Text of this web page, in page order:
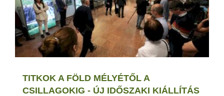
TITKOK A FÖLD MÉLYÉTŐL A
CSILLAGOKIG - ÚJ IDŐSZAKI KIÁLLÍTÁS